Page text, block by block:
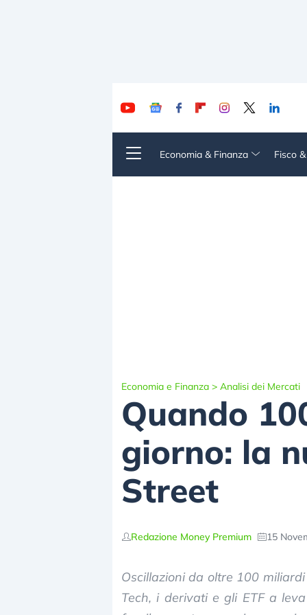
Economia & Finanza Fisco
Economia e Finanza > Analisi dei Mercati
Quando
giorno: la
Street
Redazione Money Premium 15
Oscillazioni da oltre 100
Tech, i derivati e gli ETF a